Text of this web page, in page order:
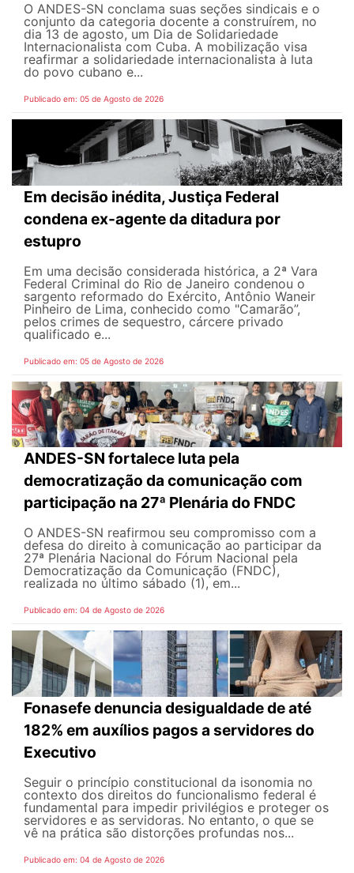
O ANDES-SN conclama suas seções sindicais e o
conjunto da categoria docente a construírem, no
dia 13 de agosto, um Dia de Solidariedade
Internacionalista com Cuba. A mobilização visa
reafirmar a solidariedade internacionalista à luta
do povo cubano e...
Publicado em: 05 de Agosto de 2026
Em decisão inédita, Justiça Federal
condena ex-agente da ditadura por
estupro
Em uma decisão considerada histórica, a 2ª Vara
Federal Criminal do Rio de Janeiro condenou o
sargento reformado do Exército, Antônio Waneir
Pinheiro de Lima, conhecido como "Camarão”,
pelos crimes de sequestro, cárcere privado
qualificado e...
Publicado em: 05 de Agosto de 2026
ANDES-SN fortalece luta pela
democratização da comunicação com
participação na 27ª Plenária do FNDC
O ANDES-SN reafirmou seu compromisso com a
defesa do direito à comunicação ao participar da
27ª Plenária Nacional do Fórum Nacional pela
Democratização da Comunicação (FNDC),
realizada no último sábado (1), em...
Publicado em: 04 de Agosto de 2026
Fonasefe denuncia desigualdade de até
182% em auxílios pagos a servidores do
Executivo
Seguir o princípio constitucional da isonomia no
contexto dos direitos do funcionalismo federal é
fundamental para impedir privilégios e proteger os
servidores e as servidoras. No entanto, o que se
vê na prática são distorções profundas nos...
Publicado em: 04 de Agosto de 2026